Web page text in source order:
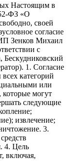
Настоящим в
ФЗ «О
своей
согласие
Зенков Михаил
с
Бескудниковский
1. Согласие
категорий
или
могут
следующие
извлечение;
3.
4. Цель
включая,